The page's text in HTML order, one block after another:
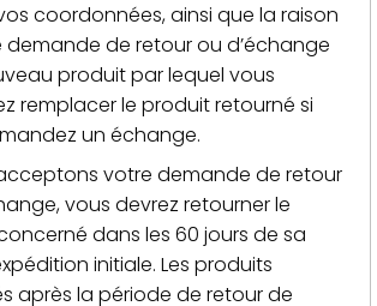
coordonnées, ainsi que la raison
demande de retour ou d’échange
produit par lequel vous
remplacer le produit retourné si
un échange.
votre demande de retour
vous devrez retourner le
dans les 60 jours de sa
initiale. Les produits
après la période de retour de